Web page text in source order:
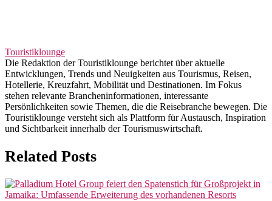
Touristiklounge
Die Redaktion der Touristiklounge berichtet über aktuelle
Entwicklungen, Trends und Neuigkeiten aus Tourismus, Reisen,
Hotellerie, Kreuzfahrt, Mobilität und Destinationen. Im Fokus
stehen relevante Brancheninformationen, interessante
Persönlichkeiten sowie Themen, die die Reisebranche bewegen. Die
Touristiklounge versteht sich als Plattform für Austausch, Inspiration
und Sichtbarkeit innerhalb der Tourismuswirtschaft.
Related Posts